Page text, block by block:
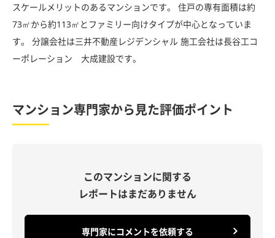
スケールメリットのあるマンションです。 住戸の専有面積は約
73㎡から約113㎡とファミリー向けタイプが中心となっていま
す。 分譲会社は三井不動産レジデンシャル 施工会社は長谷工コ
ーポレーション 大成建設です。
マンション専門家から見た評価ポイント
このマンションに関する
レポートはまだありません
専門家にコメントを依頼する